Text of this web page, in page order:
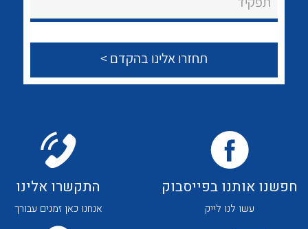
צור קשר
חפשנו אותנו בפייסבוק
עשו לנו לייק
התקשרו אלינו
אנחנו כאן זמנים עבורך